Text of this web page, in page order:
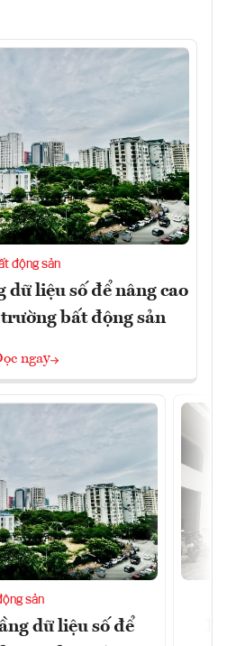
động sản
dữ liệu số để nâng cao
bất động sản
ngay
sản
dữ liệu số để